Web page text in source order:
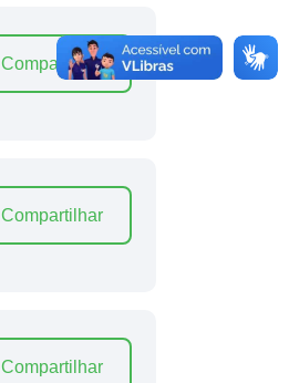
Compartilhar
Compartilhar
Compartilhar